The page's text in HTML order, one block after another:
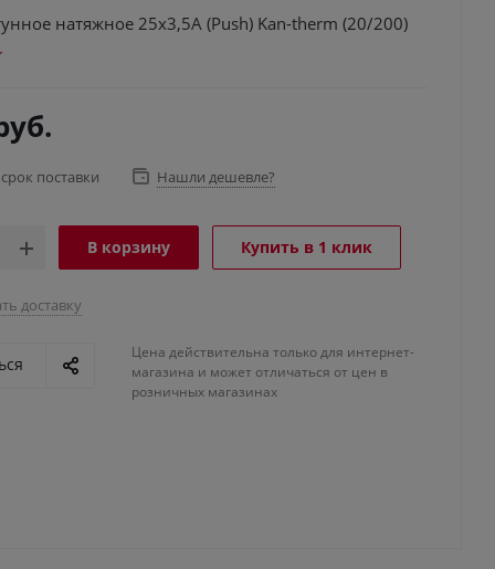
натяжное 25х3,5А (Push) Kan-therm (20/200)
поставки Нашли дешевле?
В корзину Купить в 1 клик
доставку
Цена действительна только для интернет-
магазина и может отличаться от цен в
розничных магазинах